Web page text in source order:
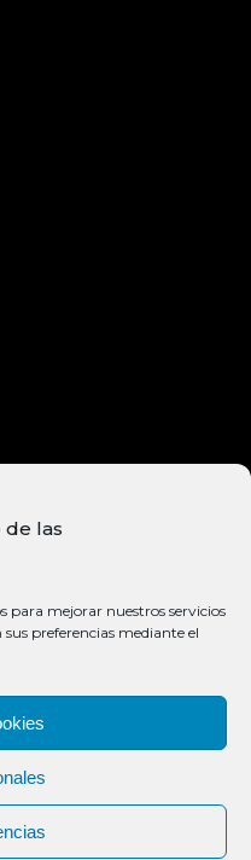
las
para mejorar nuestros servicios
preferencias mediante el